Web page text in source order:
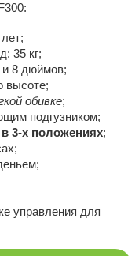
35 кг;
и 8 дюймов;
высоте;
обивке;
подгузником;
в 3-х положениях;
управления для